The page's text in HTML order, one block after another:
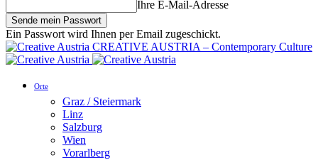
Ihre E-Mail-Adresse
Ein Passwort wird Ihnen per Email zugeschickt.
CREATIVE AUSTRIA – Contemporary Culture
Orte
Graz / Steiermark
Linz
Salzburg
Wien
Vorarlberg